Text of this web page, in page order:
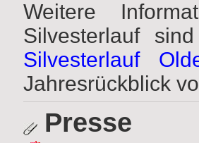
Weitere
Silvesterlauf
Silvesterlauf
Jahresrückblick
Presse